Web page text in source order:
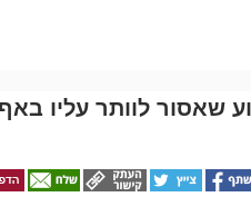
שאסור לוותר עליו באף